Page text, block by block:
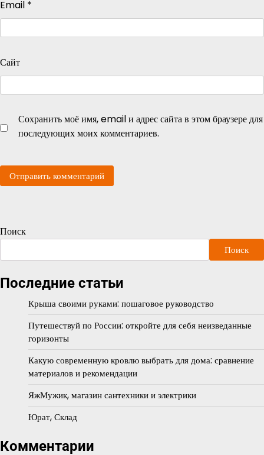
Email *
Сайт
Сохранить моё имя, email и адрес сайта в этом браузере для
последующих моих комментариев.
Поиск
Поиск
Последние статьи
Крыша своими руками: пошаговое руководство
Путешествуй по России: откройте для себя неизведанные
горизонты
Какую современную кровлю выбрать для дома: сравнение
материалов и рекомендации
ЯжМужик, магазин сантехники и электрики
Юрат, Склад
Комментарии